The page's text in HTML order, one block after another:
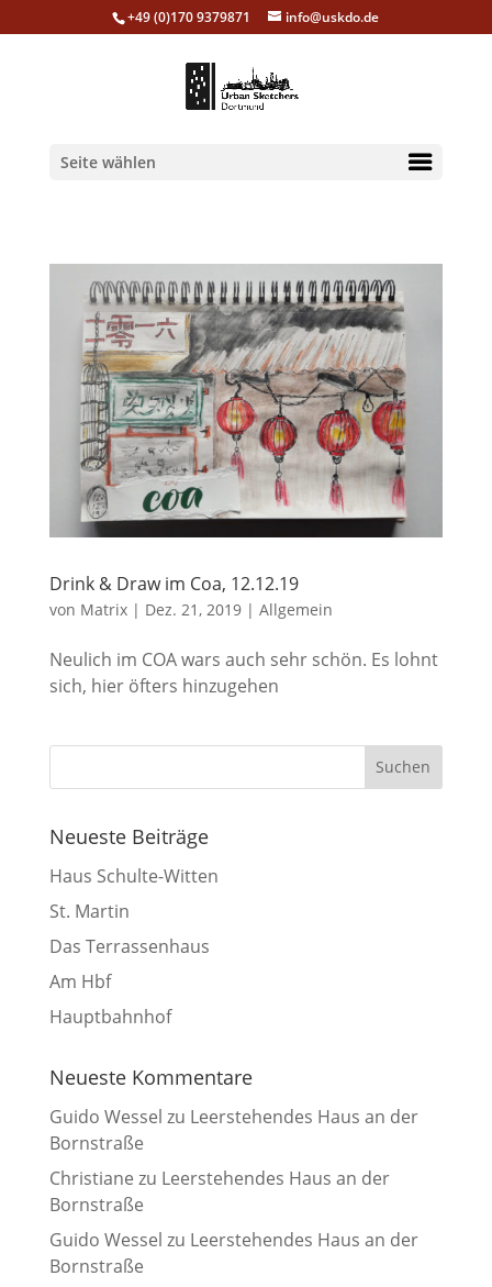
+49 (0)170 9379871 info@uskdo.de
Seite wählen
Drink & Draw im Coa, 12.12.19
von Matrix| Dez. 21, 2019| Allgemein
Neulich im COA wars auch sehr schön. Es lohnt
sich, hier öfters hinzugehen
Neueste Beiträge
Haus Schulte-Witten
St. Martin
Das Terrassenhaus
Am Hbf
Hauptbahnhof
Neueste Kommentare
Guido Wessel zu Leerstehendes Haus an der
Bornstraße
Christiane zu Leerstehendes Haus an der
Bornstraße
Guido Wessel zu Leerstehendes Haus an der
Bornstraße